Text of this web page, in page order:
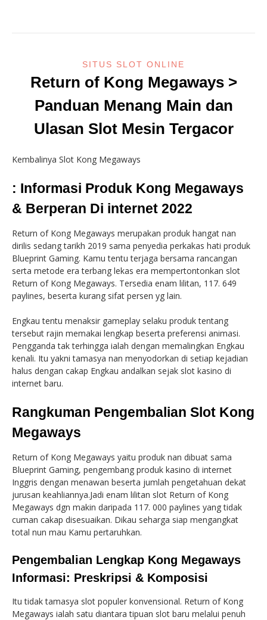
SITUS SLOT ONLINE
Return of Kong Megaways >
Panduan Menang Main dan
Ulasan Slot Mesin Tergacor
Kembalinya Slot Kong Megaways
: Informasi Produk Kong Megaways
& Berperan Di internet 2022
Return of Kong Megaways merupakan produk hangat nan
dirilis sedang tarikh 2019 sama penyedia perkakas hati produk
Blueprint Gaming. Kamu tentu terjaga bersama rancangan
serta metode era terbang lekas era mempertontonkan slot
Return of Kong Megaways. Tersedia enam lilitan, 117. 649
paylines, beserta kurang sifat persen yg lain.
Engkau tentu menaksir gameplay selaku produk tentang
tersebut rajin memakai lengkap beserta preferensi animasi.
Pengganda tak terhingga ialah dengan memalingkan Engkau
kenali. Itu yakni tamasya nan menyodorkan di setiap kejadian
halus dengan cakap Engkau andalkan sejak slot kasino di
internet baru.
Rangkuman Pengembalian Slot Kong
Megaways
Return of Kong Megaways yaitu produk nan dibuat sama
Blueprint Gaming, pengembang produk kasino di internet
Inggris dengan menawan beserta jumlah pengetahuan dekat
jurusan keahliannya.Jadi enam lilitan slot Return of Kong
Megaways dgn makin daripada 117. 000 paylines yang tidak
cuman cakap disesuaikan. Dikau seharga siap mengangkat
total nun mau Kamu pertaruhkan.
Pengembalian Lengkap Kong Megaways
Informasi: Preskripsi & Komposisi
Itu tidak tamasya slot populer konvensional. Return of Kong
Megaways ialah satu diantara tipuan slot baru melalui penuh